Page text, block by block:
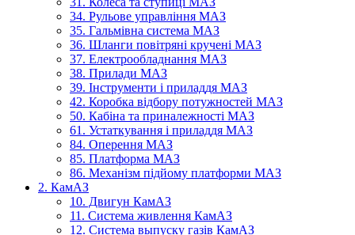
34. Рульове управління МАЗ
35. Гальмівна система МАЗ
36. Шланги повітряні кручені МАЗ
37. Електрообладнання МАЗ
38. Прилади МАЗ
39. Інструменти і приладдя МАЗ
42. Коробка відбору потужностей МАЗ
50. Кабіна та приналежності МАЗ
61. Устаткування і приладдя МАЗ
84. Оперення МАЗ
85. Платформа МАЗ
86. Механізм підйому платформи МАЗ
2. КамАЗ
10. Двигун КамАЗ
11. Система живлення КамАЗ
12. Система выпуску газів КамАЗ